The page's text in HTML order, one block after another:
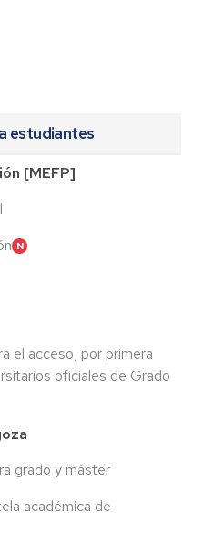
estudiantes
[MEFP]
el acceso, por primera
oficiales de Grado
grado y máster
académica de